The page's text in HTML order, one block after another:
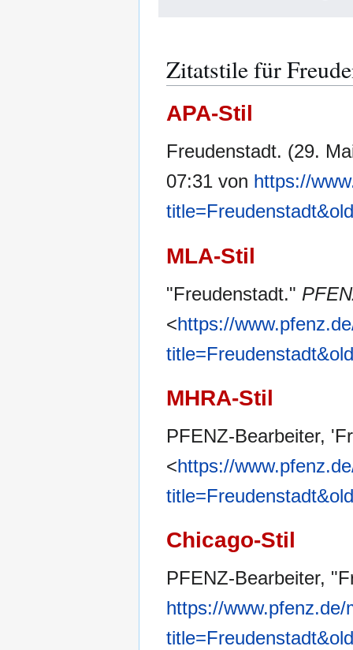
Zitatstile für
APA-Stil
Freudenstadt. (29.
07:31 von https://
MLA-Stil
"Freudenstadt."
<https://
MHRA-Stil
PFENZ-Bearbeiter,
<https://
Chicago-Stil
PFENZ-Bearbeiter,
https://